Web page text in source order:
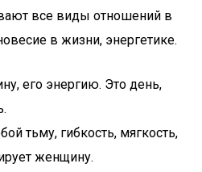
все виды отношений в
в жизни, энергетике.
его энергию. Это день,
тьму, гибкость, мягкость,
женщину.